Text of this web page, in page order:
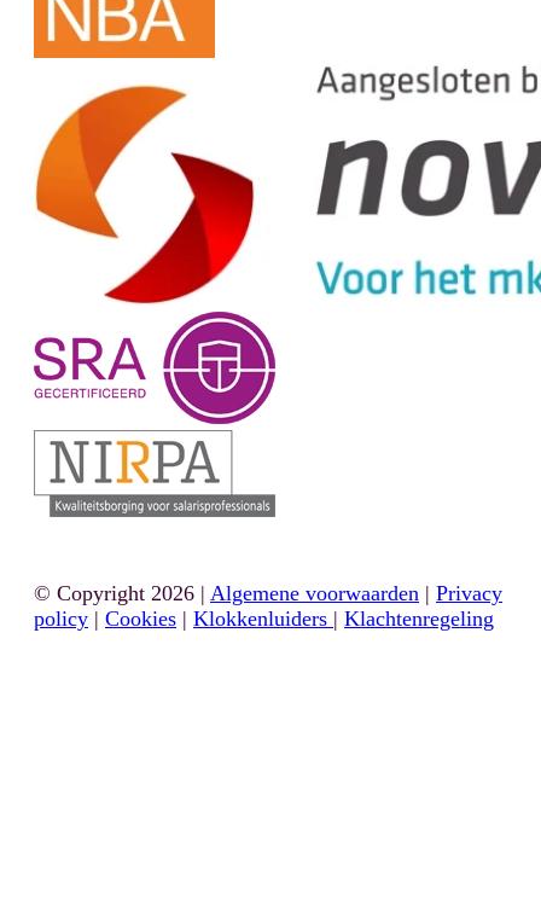
© Copyright 2026 | Algemene voorwaarden | Privacy
policy | Cookies | Klokkenluiders | Klachtenregeling